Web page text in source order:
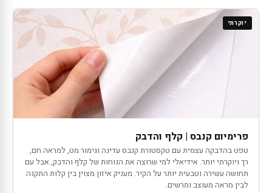
יוקרתי
פרימיום קנבס | קלף והדבק
טפט בהדבקה עצמית עם טקסטורת קנבס עדינה וגימור מט, למראה חם,
רך ויוקרתי יותר. אידיאלי למי שרוצה את הנוחות של קלף והדבק, אבל עם
תחושה עשירה וטבעית יותר על הקיר. מעניק איזון מצוין בין קלות התקנה
לבין מראה מעוצב ומרשים.